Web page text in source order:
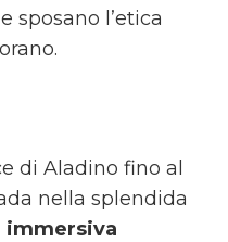
sposano l’etica
di Aladino fino al
nella splendida